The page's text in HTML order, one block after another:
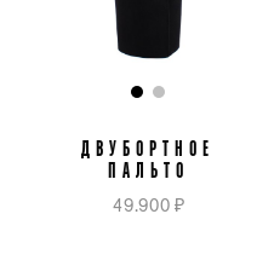
ДВУБОРТНОЕ
ПАЛЬТО
49.900 ₽